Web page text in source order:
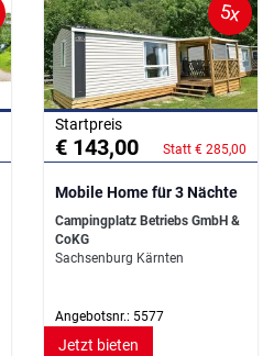
5x
Startpreis
€ 143,00 Statt € 285,00
Mobile Home für 3 Nächte
Campingplatz Betriebs GmbH &
CoKG
Sachsenburg Kärnten
Angebotsnr.: 5577
Jetzt bieten